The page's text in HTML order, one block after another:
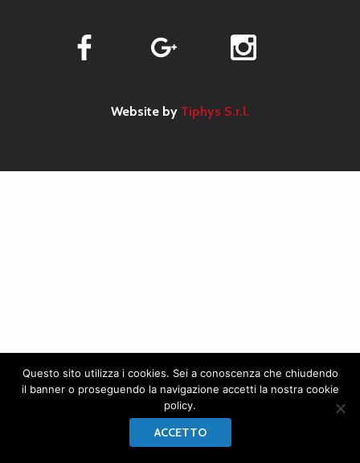
Website by Tiphys S.r.l.
Questo sito utilizza i cookies. Sei a conoscenza che chiudendo
il banner o proseguendo la navigazione accetti la nostra cookie
policy.
ACCETTO